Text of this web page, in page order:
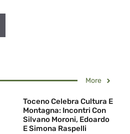
More
Toceno Celebra Cultura E
Montagna: Incontri Con
Silvano Moroni, Edoardo
E Simona Raspelli